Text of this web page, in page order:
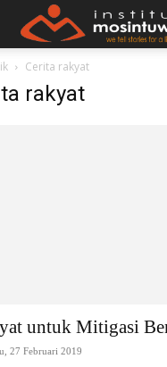
Cerita rakyat
rakyat
untuk Mitigasi
27 Februari 2019